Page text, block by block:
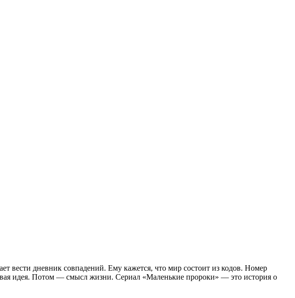
вести дневник совпадений. Ему кажется, что мир состоит из кодов. Номер
идея. Потом — смысл жизни. Сериал «Маленькие пророки» — это история о